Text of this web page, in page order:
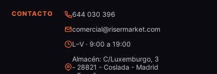
CONTACTO
644 030 396
comercial@risermarket.com
L–V · 9:00 a 19:00
Almacén: C/Luxemburgo, 3
- 28821 - Coslada - Madrid